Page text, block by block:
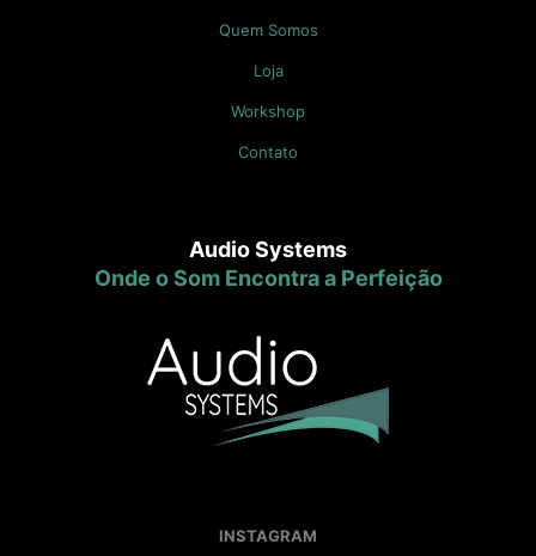
Quem Somos
Loja
Workshop
Contato
Audio Systems
Onde o Som Encontra a Perfeição
INSTAGRAM